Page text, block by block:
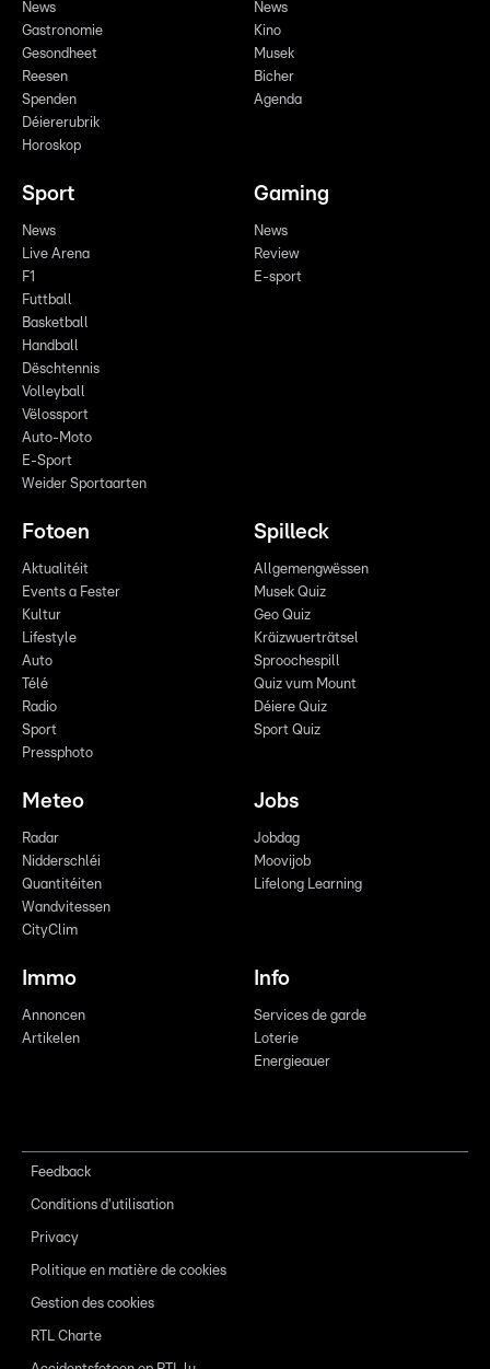
News
Gastronomie
Gesondheet
Reesen
Spenden
Déiererubrik
Horoskop
News
Kino
Musek
Bicher
Agenda
Sport
News
Live Arena
F1
Futtball
Basketball
Handball
Dëschtennis
Volleyball
Vëlossport
Auto-Moto
E-Sport
Weider Sportaarten
Gaming
News
Review
E-sport
Fotoen
Aktualitéit
Events a Fester
Kultur
Lifestyle
Auto
Télé
Radio
Sport
Pressphoto
Spilleck
Allgemengwëssen
Musek Quiz
Geo Quiz
Kräizwuerträtsel
Sproochespill
Quiz vum Mount
Déiere Quiz
Sport Quiz
Meteo
Radar
Nidderschléi
Quantitéiten
Wandvitessen
CityClim
Jobs
Jobdag
Moovijob
Lifelong Learning
Immo
Annoncen
Artikelen
Info
Services de garde
Loterie
Energieauer
Feedback
Conditions d'utilisation
Privacy
Politique en matière de cookies
Gestion des cookies
RTL Charte